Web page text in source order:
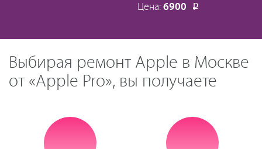
Цена: 6900 Р
Выбирая ремонт Apple в Москве
от «Apple Pro», вы получаете